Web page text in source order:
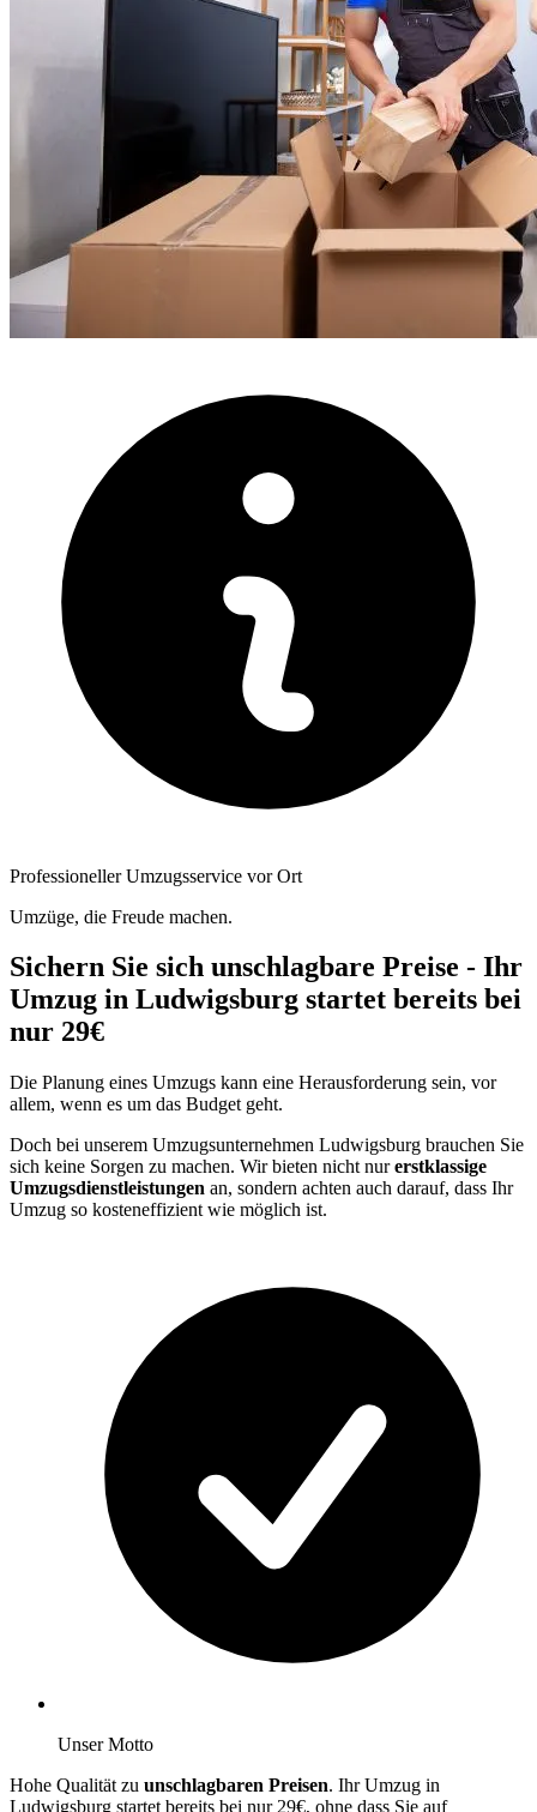
Professioneller Umzugsservice vor Ort
Umzüge, die Freude machen.
Sichern Sie sich unschlagbare Preise - Ihr
Umzug in Ludwigsburg startet bereits bei
nur 29€
Die Planung eines Umzugs kann eine Herausforderung sein, vor
allem, wenn es um das Budget geht.
Doch bei unserem Umzugsunternehmen Ludwigsburg brauchen Sie
sich keine Sorgen zu machen. Wir bieten nicht nurerstklassige
Umzugsdienstleistungen an, sondern achten auch darauf, dass Ihr
Umzug so kosteneffizient wie möglich ist.
Unser Motto
Hohe Qualität zu unschlagbaren Preisen. Ihr Umzug in
Ludwigsburg startet bereits bei nur 29€, ohne dass Sie auf